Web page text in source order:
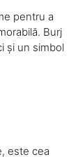
pentru a
Burj
și un simbol
este cea